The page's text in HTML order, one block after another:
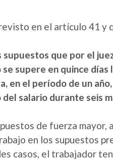
en el artículo 41 y
que por el
supere en quince días
en el período de un
salario durante seis
de fuerza mayor,
en los supuestos
casos, el trabajador